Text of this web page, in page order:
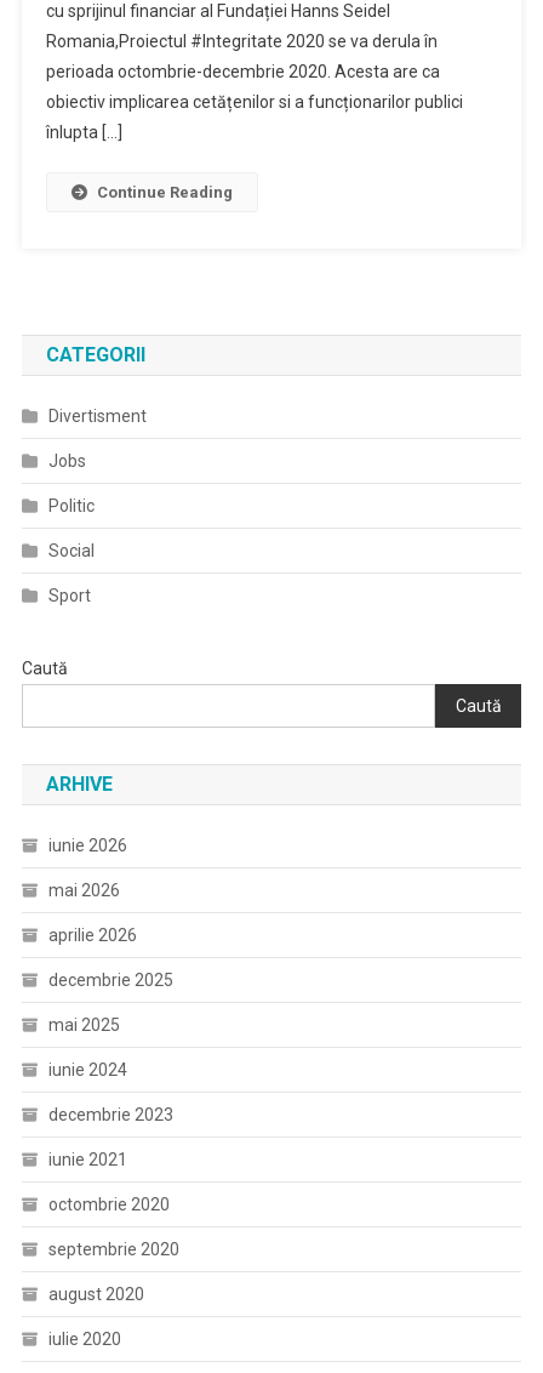
Concurs
cu sprijinul financiar al Fundației Hanns Seidel
Romania,Proiectul #Integritate 2020 se va derula în
perioada octombrie-decembrie 2020. Acesta are ca
obiectiv implicarea cetățenilor si a funcționarilor publici
înlupta […]
Continue Reading
CATEGORII
Divertisment
Jobs
Politic
Social
Sport
Caută
Caută
ARHIVE
iunie 2026
mai 2026
aprilie 2026
decembrie 2025
mai 2025
iunie 2024
decembrie 2023
iunie 2021
octombrie 2020
septembrie 2020
august 2020
iulie 2020